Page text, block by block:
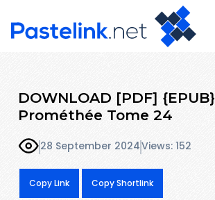
DOWNLOAD [PDF] {EPUB}
Prométhée Tome 24
28 September 2024Views: 152
Copy Link Copy Shortlink